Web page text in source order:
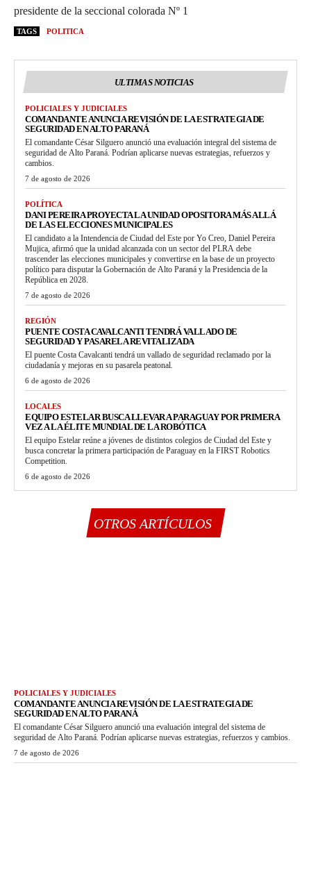
presidente de la seccional colorada Nº 1
TAGS POLITICA
ULTIMAS NOTICIAS
POLICIALES Y JUDICIALES
COMANDANTE ANUNCIA REVISIÓN DE LA ESTRATEGIA DE
SEGURIDAD EN ALTO PARANÁ
El comandante César Silguero anunció una evaluación integral del sistema de
seguridad de Alto Paraná. Podrían aplicarse nuevas estrategias, refuerzos y
cambios.
7 de agosto de 2026
POLÍTICA
DANI PEREIRA PROYECTA LA UNIDAD OPOSITORA MÁS ALLÁ
DE LAS ELECCIONES MUNICIPALES
El candidato a la Intendencia de Ciudad del Este por Yo Creo, Daniel Pereira
Mujica, afirmó que la unidad alcanzada con un sector del PLRA debe
trascender las elecciones municipales y convertirse en la base de un proyecto
político para disputar la Gobernación de Alto Paraná y la Presidencia de la
República en 2028.
7 de agosto de 2026
REGIÓN
PUENTE COSTA CAVALCANTI TENDRÁ VALLADO DE
SEGURIDAD Y PASARELA REVITALIZADA
El puente Costa Cavalcanti tendrá un vallado de seguridad reclamado por la
ciudadanía y mejoras en su pasarela peatonal.
6 de agosto de 2026
LOCALES
EQUIPO ESTELAR BUSCA LLEVAR A PARAGUAY POR PRIMERA
VEZ A LA ÉLITE MUNDIAL DE LA ROBÓTICA
El equipo Estelar reúne a jóvenes de distintos colegios de Ciudad del Este y
busca concretar la primera participación de Paraguay en la FIRST Robotics
Competition.
6 de agosto de 2026
OTROS ARTÍCULOS
POLICIALES Y JUDICIALES
COMANDANTE ANUNCIA REVISIÓN DE LA ESTRATEGIA DE
SEGURIDAD EN ALTO PARANÁ
El comandante César Silguero anunció una evaluación integral del sistema de
seguridad de Alto Paraná. Podrían aplicarse nuevas estrategias, refuerzos y cambios.
7 de agosto de 2026